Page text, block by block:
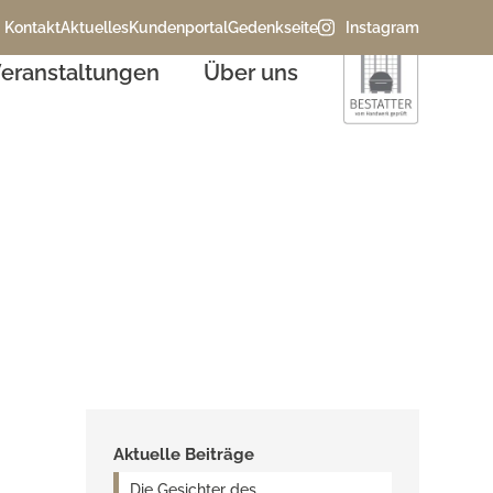
KontaktAktuellesKundenportalGedenkseite Instagram
Über uns
Aktuelle Beiträge